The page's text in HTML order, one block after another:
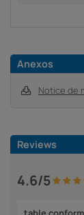
Anexos
Notice de
Reviews
4.6/5